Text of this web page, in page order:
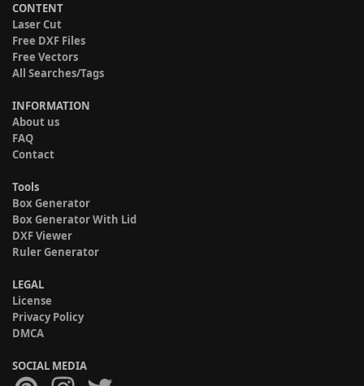
CONTENT
Laser Cut
Free DXF Files
Free Vectors
All Searches/Tags
INFORMATION
About us
FAQ
Contact
Tools
Box Generator
Box Generator With Lid
DXF Viewer
Ruler Generator
LEGAL
License
Privacy Policy
DMCA
SOCIAL MEDIA